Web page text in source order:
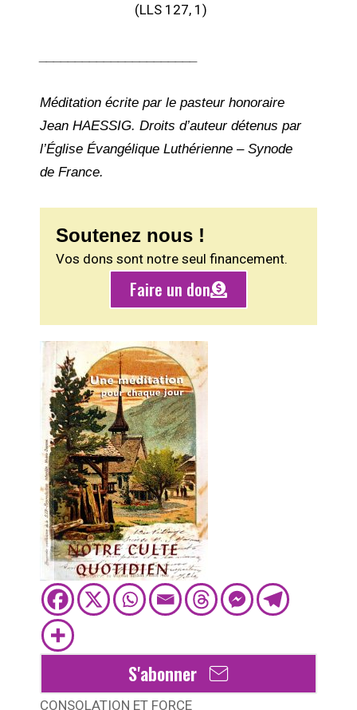
(LLS 127, 1)
Méditation écrite par le pasteur honoraire
Jean HAESSIG. Droits d’auteur détenus par
l’Église Évangélique Luthérienne – Synode
de France.
Soutenez nous !
Vos dons sont notre seul financement.
Faire un don
S'abonner
CONSOLATION ET FORCE